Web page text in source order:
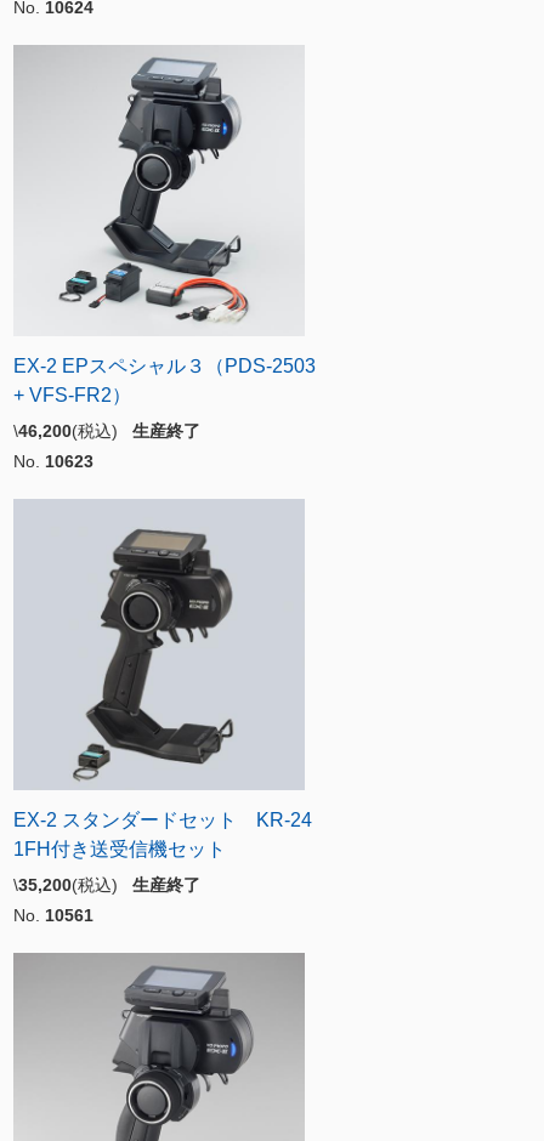
No. 10624
EX-2 EPスペシャル３（PDS-2503
+ VFS-FR2）
\46,200(税込) 生産終了
No. 10623
EX-2 スタンダードセット KR-24
1FH付き送受信機セット
\35,200(税込) 生産終了
No. 10561